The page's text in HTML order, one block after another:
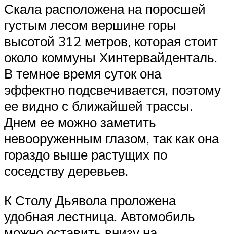
Скала расположена на поросшей
густым лесом вершине горы
высотой 312 метров, которая стоит
около коммуны Хинтервайденталь.
В темное время суток она
эффектно подсвечивается, поэтому
ее видно с ближайшей трассы.
Днем ее можно заметить
невооруженным глазом, так как она
гораздо выше растущих по
соседству деревьев.
К Столу Дьявола проложена
удобная лестница. Автомобиль